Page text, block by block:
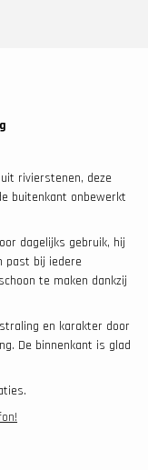
rivierstenen, deze
buitenkant onbewerkt
dagelijks gebruik, hij
past bij iedere
te maken dankzij
en karakter door
De binnenkant is glad